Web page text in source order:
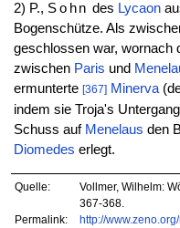
2) P., Sohn des Lycaon
Bogenschütze. Als
geschlossen war, wornach
zwischen Paris und
ermunterte [367] Minerva
indem sie Troja's
Schuss auf Menelaus den
Diomedes erlegt.
Quelle:
Vollmer, Wilhelm:
367-368.
Permalink:
http://